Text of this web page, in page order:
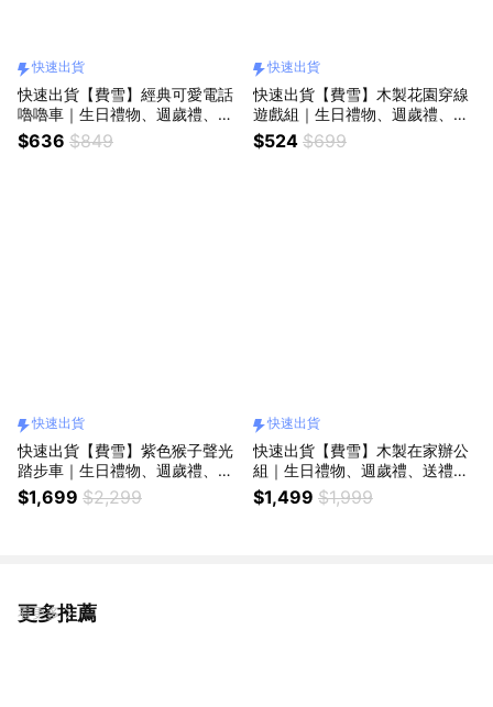
快速出貨
快速出貨【費雪】經典可愛電話
嚕嚕車｜生日禮物、週歲禮、送
禮、玩具、奇哥代理、馬年吉
祥、新年快樂
$636 $849
快速出貨
快速出貨【費雪】木製花園穿線
遊戲組｜生日禮物、週歲禮、送
禮、玩具、奇哥代理
$524 $699
快速出貨
快速出貨【費雪】紫色猴子聲光
踏步車｜生日禮物、週歲禮、送
禮、玩具、奇哥代理
$1,699 $2,299
快速出貨
快速出貨【費雪】木製在家辦公
組｜生日禮物、週歲禮、送禮、
玩具、奇哥代理
$1,499 $1,999
更多推薦
看更多